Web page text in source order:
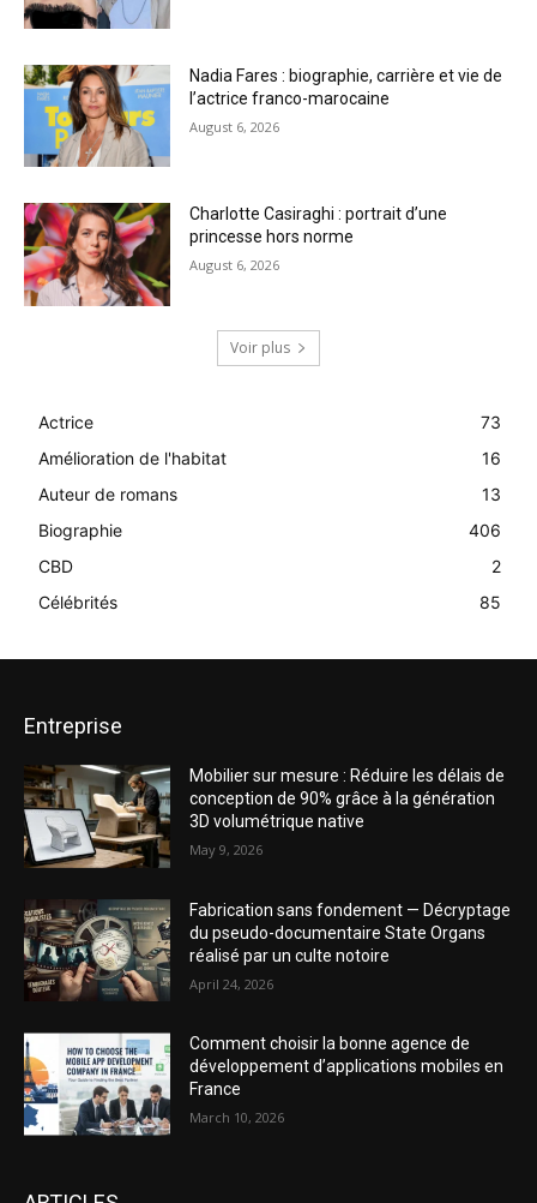
Nadia Fares : biographie, carrière et vie de
l’actrice franco-marocaine
August 6, 2026
Charlotte Casiraghi : portrait d’une
princesse hors norme
August 6, 2026
Voir plus
Actrice
73
Amélioration de l'habitat
16
Auteur de romans
13
Biographie
406
CBD
2
Célébrités
85
Entreprise
Mobilier sur mesure : Réduire les délais de
conception de 90% grâce à la génération
3D volumétrique native
May 9, 2026
Fabrication sans fondement — Décryptage
du pseudo-documentaire State Organs
réalisé par un culte notoire
April 24, 2026
Comment choisir la bonne agence de
développement d’applications mobiles en
France
March 10, 2026